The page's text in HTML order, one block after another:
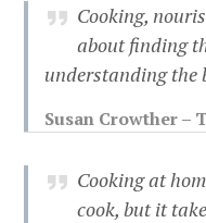
Cooking,
about finding
understanding the
Susan Crowther –
Cooking at
cook, but it